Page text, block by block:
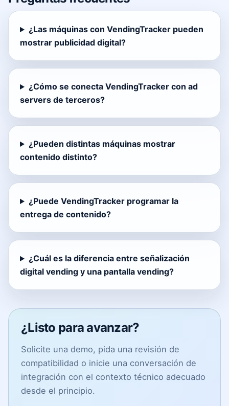
¿Las máquinas con VendingTracker pueden
mostrar publicidad digital?
¿Cómo se conecta VendingTracker con ad
servers de terceros?
¿Pueden distintas máquinas mostrar
contenido distinto?
¿Puede VendingTracker programar la
entrega de contenido?
¿Cuál es la diferencia entre señalización
digital vending y una pantalla vending?
¿Listo para avanzar?
Solicite una demo, pida una revisión de
compatibilidad o inicie una conversación de
integración con el contexto técnico adecuado
desde el principio.